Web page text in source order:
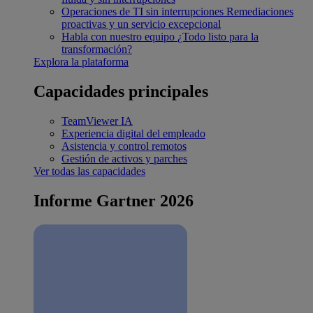
Operaciones de TI sin interrupciones Remediaciones
proactivas y un servicio excepcional
Habla con nuestro equipo ¿Todo listo para la
transformación?
Explora la plataforma
Capacidades principales
TeamViewer IA
Experiencia digital del empleado
Asistencia y control remotos
Gestión de activos y parches
Ver todas las capacidades
Informe Gartner 2026